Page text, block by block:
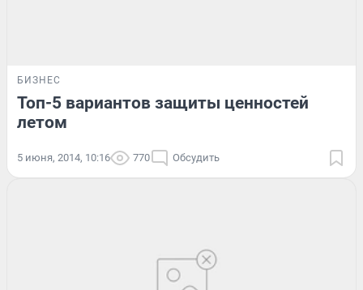
БИЗНЕС
Топ-5 вариантов защиты ценностей
летом
5 июня, 2014, 10:16 770 Обсудить